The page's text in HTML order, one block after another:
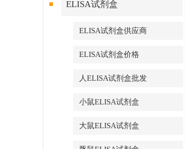
ELISA试剂盒
ELISA试剂盒供应商
ELISA试剂盒价格
人ELISA试剂盒批发
小鼠ELISA试剂盒
大鼠ELISA试剂盒